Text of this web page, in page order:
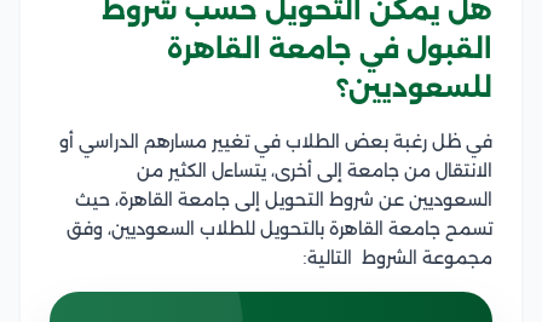
هل يمكن التحويل حسب شروط
القبول في جامعة القاهرة
للسعوديين؟
في ظل رغبة بعض الطلاب في تغيير مسارهم الدراسي أو
الانتقال من جامعة إلى أخرى، يتساءل الكثير من
السعوديين عن شروط التحويل إلى جامعة القاهرة، حيث
تسمح جامعة القاهرة بالتحويل للطلاب السعوديين، وفق
مجموعة الشروط التالية: